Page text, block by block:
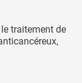
traitement de